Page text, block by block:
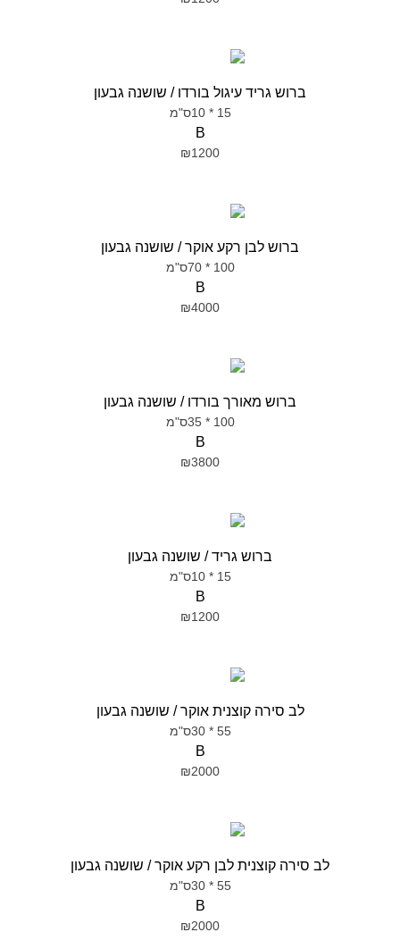
ברוש גריד עיגול בורדו / שושנה גבעון
15 * 10ס"מ
B
₪1200
ברוש לבן רקע אוקר / שושנה גבעון
100 * 70ס"מ
B
₪4000
ברוש מאורך בורדו / שושנה גבעון
100 * 35ס"מ
B
₪3800
ברוש גריד / שושנה גבעון
15 * 10ס"מ
B
₪1200
לב סירה קוצנית אוקר / שושנה גבעון
55 * 30ס"מ
B
₪2000
לב סירה קוצנית לבן רקע אוקר / שושנה גבעון
55 * 30ס"מ
B
₪2000